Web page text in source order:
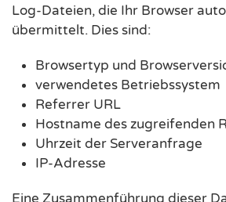
Log-Dateien, die Ihr Browser
übermittelt. Dies sind:
Browsertyp und
verwendetes Betriebssystem
Referrer URL
Hostname des zugreifenden
Uhrzeit der Serveranfrage
IP-Adresse
Eine Zusammenführung dieser